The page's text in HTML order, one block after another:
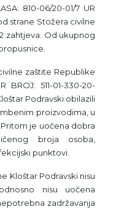
810-06/20-01/7 UR
strane Stožera civilne
zahtjeva. Od ukupnog
zaštite Republike
BROJ: 511-01-330-20-
Podravski obilazili
proizvodima, u
Pritom je uočena dobra
broja osoba,
punktovi.
Podravski nisu
nisu uočena
zadržavanja